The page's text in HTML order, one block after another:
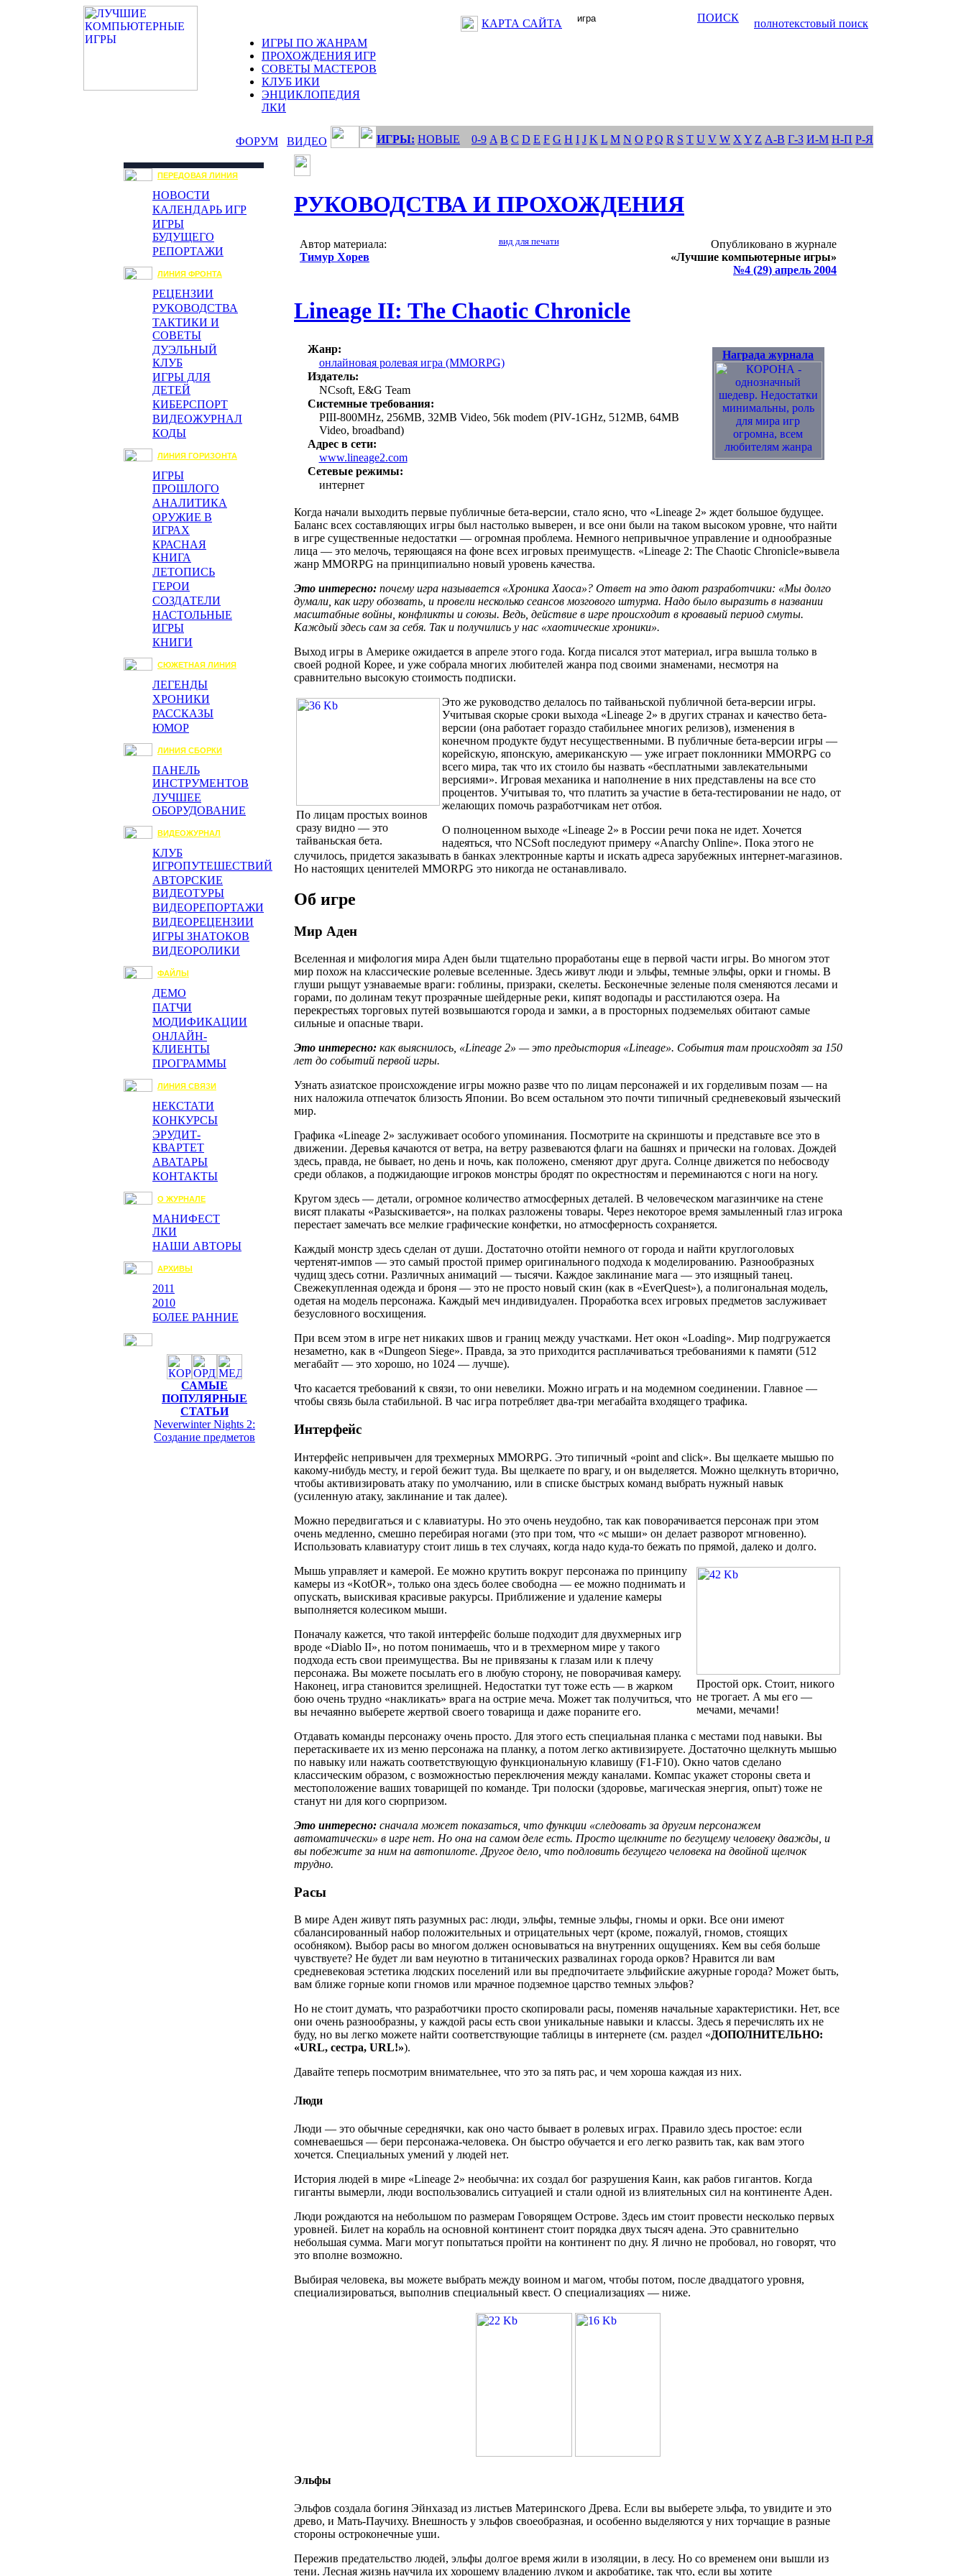
КАРТА САЙТА ПОИСК
полнотекстовый поиск
ИГРЫ ПО ЖАНРАМ
ПРОХОЖДЕНИЯ ИГР
СОВЕТЫ МАСТЕРОВ
КЛУБ ИКИ
ЭНЦИКЛОПЕДИЯ
ЛКИ
ФОРУМ ВИДЕО ИГРЫ: НОВЫЕ 0-9 A B C D E F G H I J K L M N O P Q R S T U V W X Y Z А-В Г-З И-М Н-П Р-Я
ПЕРЕДОВАЯ ЛИНИЯ
НОВОСТИ
КАЛЕНДАРЬ ИГР
ИГРЫ
БУДУЩЕГО
РЕПОРТАЖИ
ЛИНИЯ ФРОНТА
РЕЦЕНЗИИ
РУКОВОДСТВА
ТАКТИКИ И
СОВЕТЫ
ДУЭЛЬНЫЙ
КЛУБ
ИГРЫ ДЛЯ
ДЕТЕЙ
КИБЕРСПОРТ
ВИДЕОЖУРНАЛ
КОДЫ
ЛИНИЯ ГОРИЗОНТА
ИГРЫ
ПРОШЛОГО
АНАЛИТИКА
ОРУЖИЕ В
ИГРАХ
КРАСНАЯ
КНИГА
ЛЕТОПИСЬ
ГЕРОИ
СОЗДАТЕЛИ
НАСТОЛЬНЫЕ
ИГРЫ
КНИГИ
СЮЖЕТНАЯ ЛИНИЯ
ЛЕГЕНДЫ
ХРОНИКИ
РАССКАЗЫ
ЮМОР
ЛИНИЯ СБОРКИ
ПАНЕЛЬ
ИНСТРУМЕНТОВ
ЛУЧШЕЕ
ОБОРУДОВАНИЕ
ВИДЕОЖУРНАЛ
КЛУБ
ИГРОПУТЕШЕСТВИЙ
АВТОРСКИЕ
ВИДЕОТУРЫ
ВИДЕОРЕПОРТАЖИ
ВИДЕОРЕЦЕНЗИИ
ИГРЫ ЗНАТОКОВ
ВИДЕОРОЛИКИ
ФАЙЛЫ
ДЕМО
ПАТЧИ
МОДИФИКАЦИИ
ОНЛАЙН-
КЛИЕНТЫ
ПРОГРАММЫ
ЛИНИЯ СВЯЗИ
НЕКСТАТИ
КОНКУРСЫ
ЭРУДИТ-
КВАРТЕТ
АВАТАРЫ
КОНТАКТЫ
О ЖУРНАЛЕ
МАНИФЕСТ
ЛКИ
НАШИ АВТОРЫ
АРХИВЫ
2011
2010
БОЛЕЕ РАННИЕ
САМЫЕ
ПОПУЛЯРНЫЕ
СТАТЬИ
Neverwinter Nights 2:
Cоздание предметов
РУКОВОДСТВА И ПРОХОЖДЕНИЯ
Автор материала:
Тимур Хорев
Опубликовано в журнале
«Лучшие компьютерные игры»
№4 (29) апрель 2004
вид для печати
Lineage II: The Chaotic Chronicle
Жанр:
онлайновая ролевая игра (MMORPG)
Издатель:
NCsoft, E&G Team
Системные требования:
PIII-800MHz, 256MB, 32MB Video, 56k modem (PIV-1GHz, 512MB, 64MB
Video, broadband)
Адрес в сети:
www.lineage2.com
Сетевые режимы:
интернет
Награда журнала
Когда начали выходить первые публичные бета-версии, стало ясно, что «Lineage 2» ждет большое будущее.
Баланс всех составляющих игры был настолько выверен, и все они были на таком высоком уровне, что найти
в игре существенные недостатки — огромная проблема. Немного непривычное управление и однообразные
лица — это мелочь, теряющаяся на фоне всех игровых преимуществ. «Lineage 2: The Chaotic Chronicle»вывела
жанр MMORPG на принципиально новый уровень качества.
Это интересно: почему игра называется «Хроника Хаоса»? Ответ на это дают разработчики: «Мы долго
думали, как игру обозвать, и провели несколько сеансов мозгового штурма. Надо было выразить в названии
масштабные войны, конфликты и союзы. Ведь, действие в игре происходит в кровавый период смуты.
Каждый здесь сам за себя. Так и получились у нас «хаотические хроники».
Выход игры в Америке ожидается в апреле этого года. Когда писался этот материал, игра вышла только в
своей родной Корее, и уже собрала многих любителей жанра под своими знаменами, несмотря на
сравнительно высокую стоимость подписки.
По лицам простых воинов
сразу видно — это
тайваньская бета.
Это же руководство делалось по тайваньской публичной бета-версии игры.
Учитывая скорые сроки выхода «Lineage 2» в других странах и качество бета-
версии (она работает гораздо стабильнее многих релизов), изменения в
конечном продукте будут несущественными. В публичные бета-версии игры —
корейскую, японскую, американскую — уже играет поклонники MMORPG со
всего мира, так что их стоило бы назвать «бесплатными завлекательными
версиями». Игровая механика и наполнение в них представлены на все сто
процентов. Учитывая то, что платить за участие в бета-тестировании не надо, от
желающих помочь разработчикам нет отбоя.
О полноценном выходе «Lineage 2» в России речи пока не идет. Хочется
надеяться, что NCSoft последуют примеру «Anarchy Online». Пока этого не
случилось, придется заказывать в банках электронные карты и искать адреса зарубежных интернет-магазинов.
Но настоящих ценителей MMORPG это никогда не останавливало.
Об игре
Мир Аден
Вселенная и мифология мира Аден были тщательно проработаны еще в первой части игры. Во многом этот
мир похож на классические ролевые вселенные. Здесь живут люди и эльфы, темные эльфы, орки и гномы. В
глуши рыщут узнаваемые враги: гоблины, призраки, скелеты. Бесконечные зеленые поля сменяются лесами и
горами, по долинам текут прозрачные шейдерные реки, кипят водопады и расстилаются озера. На
перекрестьях торговых путей возвышаются города и замки, а в просторных подземельях обитают самые
сильные и опасные твари.
Это интересно: как выяснилось, «Lineage 2» — это предыстория «Lineage». События там происходят за 150
лет до событий первой игры.
Узнать азиатское происхождение игры можно разве что по лицам персонажей и их горделивым позам — на
них наложила отпечаток близость Японии. Во всем остальном это почти типичный средневековый языческий
мир.
Графика «Lineage 2» заслуживает особого упоминания. Посмотрите на скриншоты и представьте все это в
движении. Деревья качаются от ветра, на ветру развеваются флаги на башнях и прически на головах. Дождей
здесь, правда, не бывает, но день и ночь, как положено, сменяют друг друга. Солнце движется по небосводу
среди облаков, а поджидающие игроков монстры бродят по окрестностям и переминаются с ноги на ногу.
Кругом здесь — детали, огромное количество атмосферных деталей. В человеческом магазинчике на стене
висят плакаты «Разыскивается», на полках разложены товары. Через некоторое время замыленный глаз игрока
перестает замечать все мелкие графические конфетки, но атмосферность сохраняется.
Каждый монстр здесь сделан от души. Достаточно отойти немного от города и найти круглоголовых
чертенят-импов — это самый простой пример оригинального подхода к моделированию. Разнообразных
чудищ здесь сотни. Различных анимаций — тысячи. Каждое заклинание мага — это изящный танец.
Свежекупленная одежда и броня — это не просто новый скин (как в «EverQuest»), а полигональная модель,
одетая на модель персонажа. Каждый меч индивидуален. Проработка всех игровых предметов заслуживает
безусловного восхищения.
При всем этом в игре нет никаких швов и границ между участками. Нет окон «Loading». Мир подгружается
незаметно, как в «Dungeon Siege». Правда, за это приходится расплачиваться требованиями к памяти (512
мегабайт — это хорошо, но 1024 — лучше).
Что касается требований к связи, то они невелики. Можно играть и на модемном соединении. Главное —
чтобы связь была стабильной. В час игра потребляет два-три мегабайта входящего трафика.
Интерфейс
Интерфейс непривычен для трехмерных MMORPG. Это типичный «point and click». Вы щелкаете мышью по
какому-нибудь месту, и герой бежит туда. Вы щелкаете по врагу, и он выделяется. Можно щелкнуть вторично,
чтобы активизировать атаку по умолчанию, или в списке быстрых команд выбрать нужный навык
(усиленную атаку, заклинание и так далее).
Можно передвигаться и с клавиатуры. Но это очень неудобно, так как поворачивается персонаж при этом
очень медленно, смешно перебирая ногами (это при том, что «с мыши» он делает разворот мгновенно).
Использовать клавиатуру стоит лишь в тех случаях, когда надо куда-то бежать по прямой, далеко и долго.
Простой орк. Стоит, никого
не трогает. А мы его —
мечами, мечами!
Мышь управляет и камерой. Ее можно крутить вокруг персонажа по принципу
камеры из «KotOR», только она здесь более свободна — ее можно поднимать и
опускать, выискивая красивые ракурсы. Приближение и удаление камеры
выполняется колесиком мыши.
Поначалу кажется, что такой интерфейс больше подходит для двухмерных игр
вроде «Diablo II», но потом понимаешь, что и в трехмерном мире у такого
подхода есть свои преимущества. Вы не привязаны к глазам или к плечу
персонажа. Вы можете посылать его в любую сторону, не поворачивая камеру.
Наконец, игра становится зрелищней. Недостатки тут тоже есть — в жарком
бою очень трудно «накликать» врага на острие меча. Может так получиться, что
вы нечаянно выберете жертвой своего товарища и даже пораните его.
Отдавать команды персонажу очень просто. Для этого есть специальная планка с местами под навыки. Вы
перетаскиваете их из меню персонажа на планку, а потом легко активизируете. Достаточно щелкнуть мышью
по навыку или нажать соответствующую функциональную клавишу (F1-F10). Окно чатов сделано
классическим образом, с возможностью переключения между каналами. Компас укажет стороны света и
местоположение ваших товарищей по команде. Три полоски (здоровье, магическая энергия, опыт) тоже не
станут ни для кого сюрпризом.
Это интересно: сначала может показаться, что функции «следовать за другим персонажем
автоматически» в игре нет. Но она на самом деле есть. Просто щелкните по бегущему человеку дважды, и
вы побежите за ним на автопилоте. Другое дело, что подловить бегущего человека на двойной щелчок
трудно.
Расы
В мире Аден живут пять разумных рас: люди, эльфы, темные эльфы, гномы и орки. Все они имеют
сбалансированный набор положительных и отрицательных черт (кроме, пожалуй, гномов, стоящих
особняком). Выбор расы во многом должен основываться на внутренних ощущениях. Кем вы себя больше
чувствуете? Не будет ли вам неуютно в титанических развалинах города орков? Нравится ли вам
средневековая эстетика людских поселений или вы предпочитаете эльфийские ажурные города? Может быть,
вам ближе горные копи гномов или мрачное подземное царство темных эльфов?
Но не стоит думать, что разработчики просто скопировали расы, поменяв начальные характеристики. Нет, все
они очень разнообразны, у каждой расы есть свои уникальные навыки и классы. Здесь я перечислять их не
буду, но вы легко можете найти соответствующие таблицы в интернете (см. раздел «ДОПОЛНИТЕЛЬНО:
«URL, сестра, URL!»).
Давайте теперь посмотрим внимательнее, что это за пять рас, и чем хороша каждая из них.
Люди
Люди — это обычные середнячки, как оно часто бывает в ролевых играх. Правило здесь простое: если
сомневаешься — бери персонажа-человека. Он быстро обучается и его легко развить так, как вам этого
хочется. Специальных умений у людей нет.
История людей в мире «Lineage 2» необычна: их создал бог разрушения Каин, как рабов гигантов. Когда
гиганты вымерли, люди воспользовались ситуацией и стали одной из влиятельных сил на континенте Аден.
Люди рождаются на небольшом по размерам Говорящем Острове. Здесь им стоит провести несколько первых
уровней. Билет на корабль на основной континент стоит порядка двух тысяч адена. Это сравнительно
небольшая сумма. Маги могут попытаться пройти на континент по дну. Я лично не пробовал, но говорят, что
это вполне возможно.
Выбирая человека, вы можете выбрать между воином и магом, чтобы потом, после двадцатого уровня,
специализироваться, выполнив специальный квест. О специализациях — ниже.
Эльфы
Эльфов создала богиня Эйнхазад из листьев Материнского Древа. Если вы выберете эльфа, то увидите и это
древо, и Мать-Паучиху. Внешность у эльфов своеобразная, и особенно выделяются у них торчащие в разные
стороны остроконечные уши.
Пережив предательство людей, эльфы долгое время жили в изоляции, в лесу. Но со временем они вышли из
тени. Лесная жизнь научила их хорошему владению луком и акробатике, так что, если вы хотите